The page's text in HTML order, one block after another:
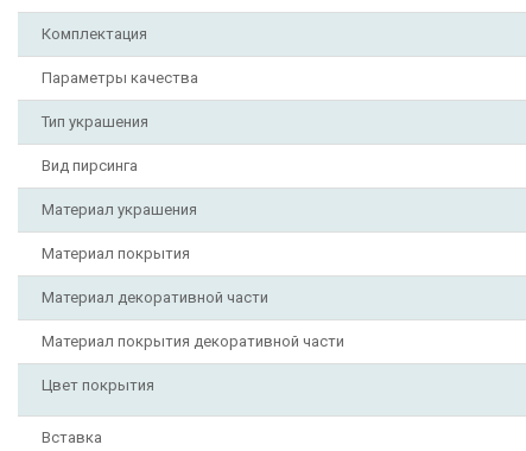
Комплектация
Параметры качества
Тип украшения
Вид пирсинга
Материал украшения
Материал покрытия
Материал декоративной части
Материал покрытия декоративной части
Цвет покрытия
Вставка